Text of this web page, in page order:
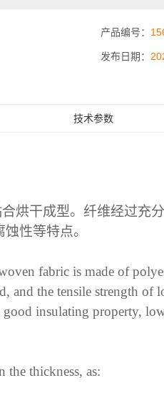
产品编号：
发布日期：
技术参数
烘干成型。纤维经过充分
性等特点。
fabric is made of
and the tensile strength
insulating property,
the thickness, as: